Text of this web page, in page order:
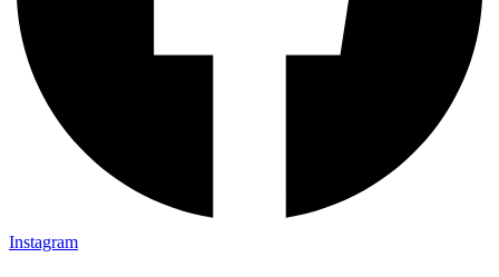
Instagram